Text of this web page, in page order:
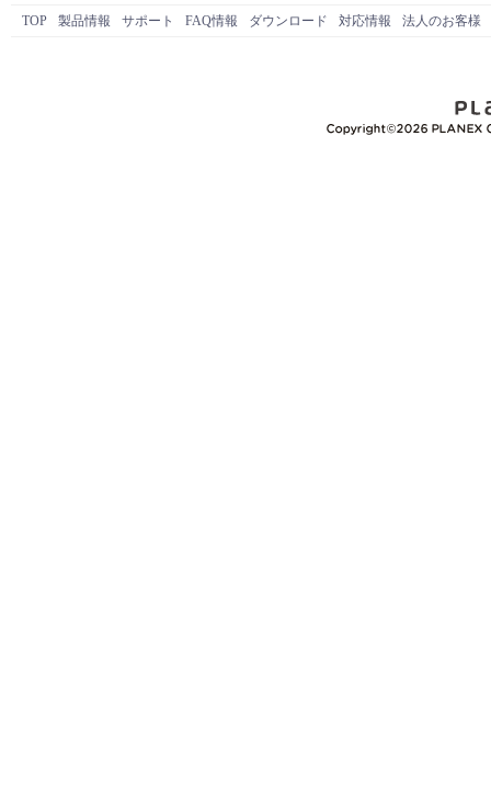
TOP 製品情報 サポート FAQ情報 ダウンロード 対応情報 法人のお客様